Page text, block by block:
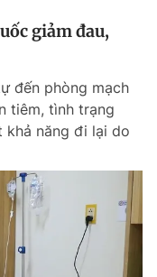
quảng cáo
giảm đau,
đến phòng mạch
tiêm, tình trạng
khả năng đi lại do